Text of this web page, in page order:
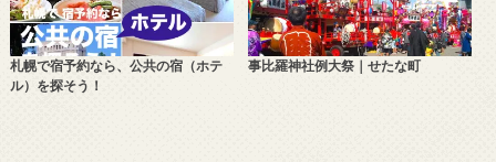
札幌で宿予約なら、公共の宿（ホテ
ル）を探そう！
事比羅神社例大祭｜せたな町